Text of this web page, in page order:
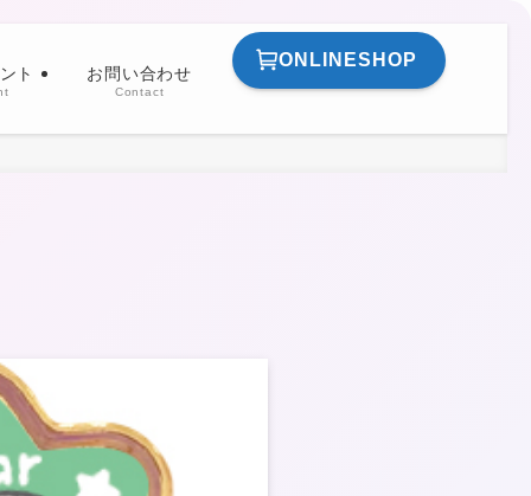
ト お問い合わせ
Contact
ONLINESHOP